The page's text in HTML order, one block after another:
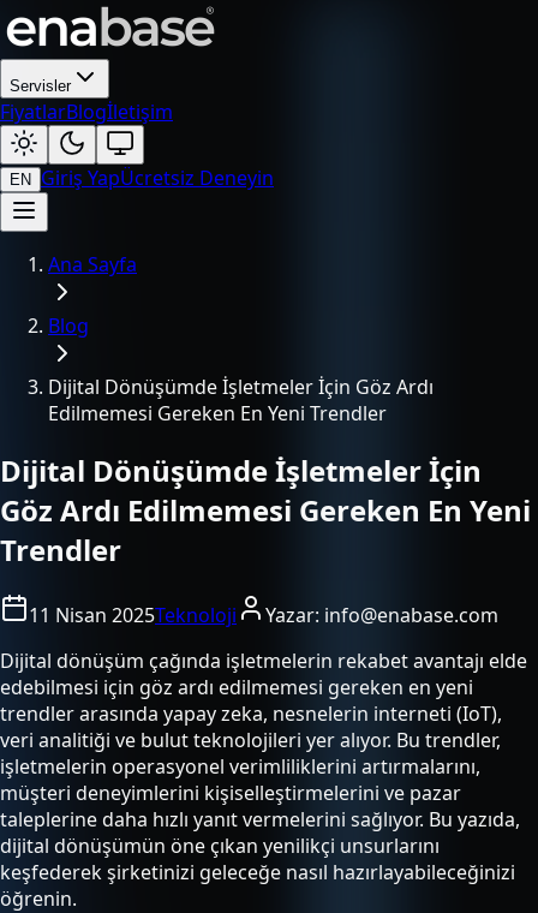
Servisler
FiyatlarBlogİletişim
EN Giriş YapÜcretsiz Deneyin
Ana Sayfa
Blog
Dijital Dönüşümde İşletmeler İçin Göz Ardı
Edilmemesi Gereken En Yeni Trendler
Dijital Dönüşümde İşletmeler İçin
Göz Ardı Edilmemesi Gereken En Yeni
Trendler
11 Nisan 2025Teknoloji Yazar: info@enabase.com
Dijital dönüşüm çağında işletmelerin rekabet avantajı elde
edebilmesi için göz ardı edilmemesi gereken en yeni
trendler arasında yapay zeka, nesnelerin interneti (IoT),
veri analitiği ve bulut teknolojileri yer alıyor. Bu trendler,
işletmelerin operasyonel verimliliklerini artırmalarını,
müşteri deneyimlerini kişiselleştirmelerini ve pazar
taleplerine daha hızlı yanıt vermelerini sağlıyor. Bu yazıda,
dijital dönüşümün öne çıkan yenilikçi unsurlarını
keşfederek şirketinizi geleceğe nasıl hazırlayabileceğinizi
öğrenin.